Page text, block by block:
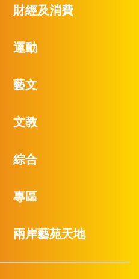
財經及消費
運動
藝文
文教
綜合
專區
兩岸藝苑天地